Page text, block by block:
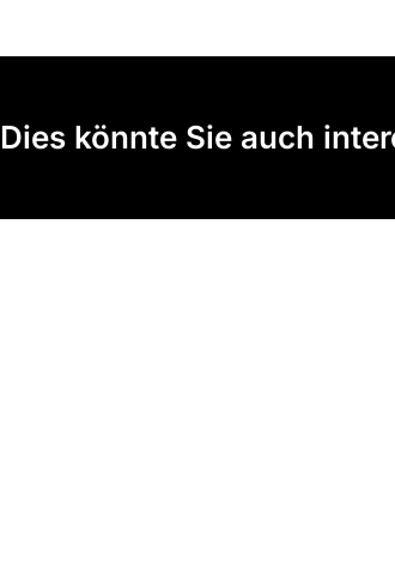
Dies könnte Sie auch